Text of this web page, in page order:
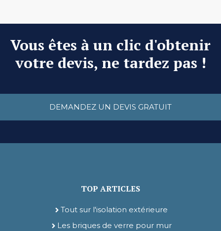
Vous êtes à un clic d'obtenir
votre devis, ne tardez pas !
DEMANDEZ UN DEVIS GRATUIT
TOP ARTICLES
Tout sur l'isolation extérieure
Les briques de verre pour mur